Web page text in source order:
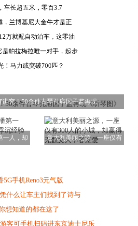
车长超五米，零百3.7
，兰博基尼大金牛才是正
万就配自动泊车，这零油
是帕拉梅拉唯一对手，起步
！马力或突破700匹？
讲究！50余件古琴孔庙国子监再现
一人，却
意大利美丽之源，一座仅有
5G手机Reno3元气版
什么让车主们找到了诗与
想知道的都在这了
客可手机扫码进东京迪士尼乐